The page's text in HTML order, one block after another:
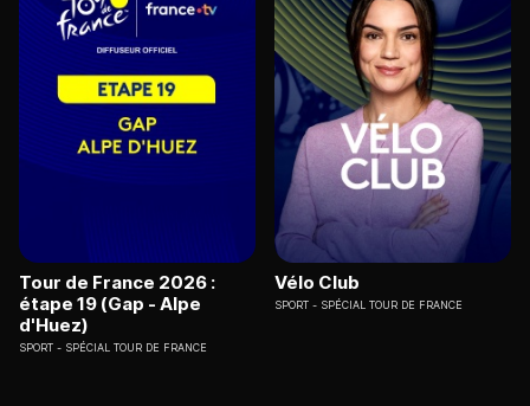
Tour de France 2026 :
étape 19 (Gap - Alpe
d'Huez)
SPORT SPÉCIAL TOUR DE FRANCE
Vélo Club
SPORT SPÉCIAL TOUR DE FRANCE